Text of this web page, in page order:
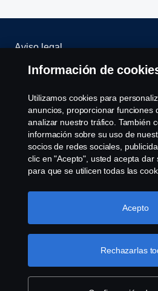
Aviso legal
Política de privacidad
Scania Assitance
Política de cookies
Opciones de Cookies
© Copyright Scania 2008-2022.
reservados. Diseño de R.Peinado S.A.
Información de
Utilizamos cookies para
anuncios, proporcionar funciones
analizar nuestro tráfico. También
información sobre su uso de
socios de redes sociales,
clic en "Acepto", usted acepta dar
para que se utilicen todas las
haciendo clic en "Configuración de
seleccionando las categorías que
Más información
Rechazarlas
Acepto